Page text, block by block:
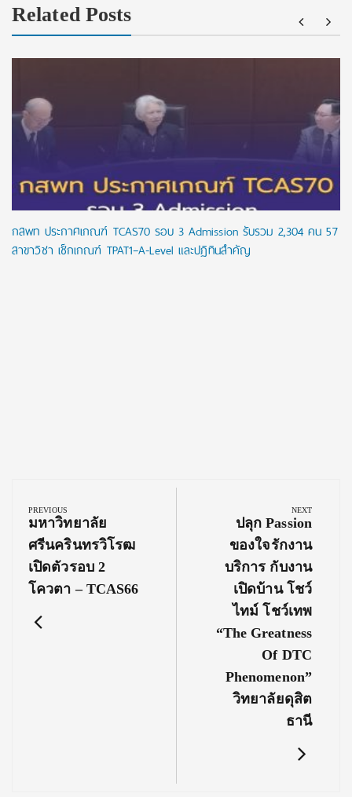
Related Posts
กสพท ประกาศเกณฑ์ TCAS70 รอบ 3 Admission รับรวม 2,304 คน 57
สาขาวิชา เช็กเกณฑ์ TPAT1–A-Level และปฏิทินสำคัญ
navigation
PREVIOUS
Previous
Post:
มหาวิทยาลัย
ศรีนครินทรวิโรฒ
เปิดตัวรอบ 2
โควตา – TCAS66
NEXT
Next
Post:
ปลุก Passion
ของใจรักงาน
บริการ กับงาน
เปิดบ้าน โชว์
ไทม์ โชว์เทพ
“The Greatness
Of DTC
Phenomenon”
วิทยาลัยดุสิต
ธานี